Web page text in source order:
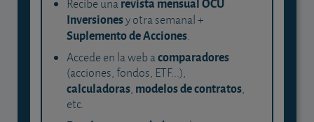
Recibe una
Inversionesy otra semanal +
Suplemento de Acciones.
Accede en la web acomparadores
(acciones, fondos, ETF...),
calculadoras, modelos de contratos,
etc.